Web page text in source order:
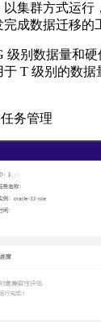
集群方式运行
成数据迁移的
级别数据量和
T 级别的数据
务管理